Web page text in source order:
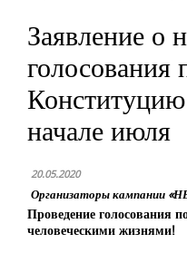
Заявление о
голосования
начале июля
20.05.2020
Организаторы кампании
Проведение голосования
человеческими жизнями!